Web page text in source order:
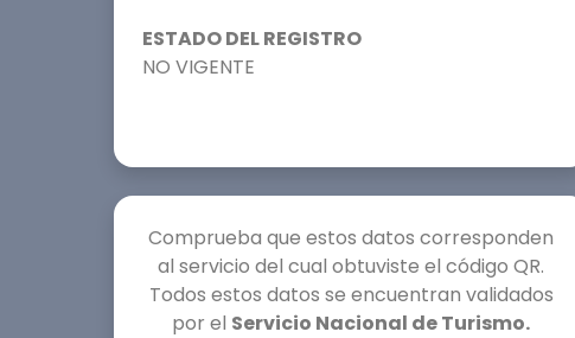
ESTADO DEL REGISTRO
NO VIGENTE
Comprueba que estos datos corresponden
al servicio del cual obtuviste el código QR.
Todos estos datos se encuentran validados
por el Servicio Nacional de Turismo.